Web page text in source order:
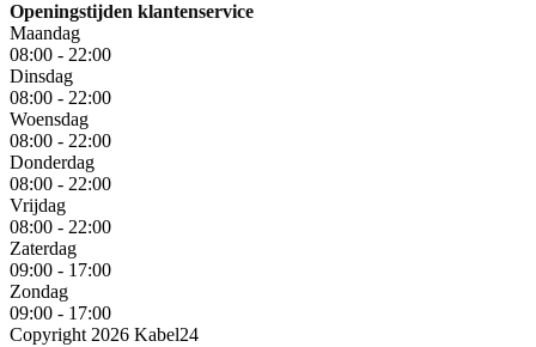
Openingstijden klantenservice
Maandag
08:00 - 22:00
Dinsdag
08:00 - 22:00
Woensdag
08:00 - 22:00
Donderdag
08:00 - 22:00
Vrijdag
08:00 - 22:00
Zaterdag
09:00 - 17:00
Zondag
09:00 - 17:00
Copyright 2026 Kabel24